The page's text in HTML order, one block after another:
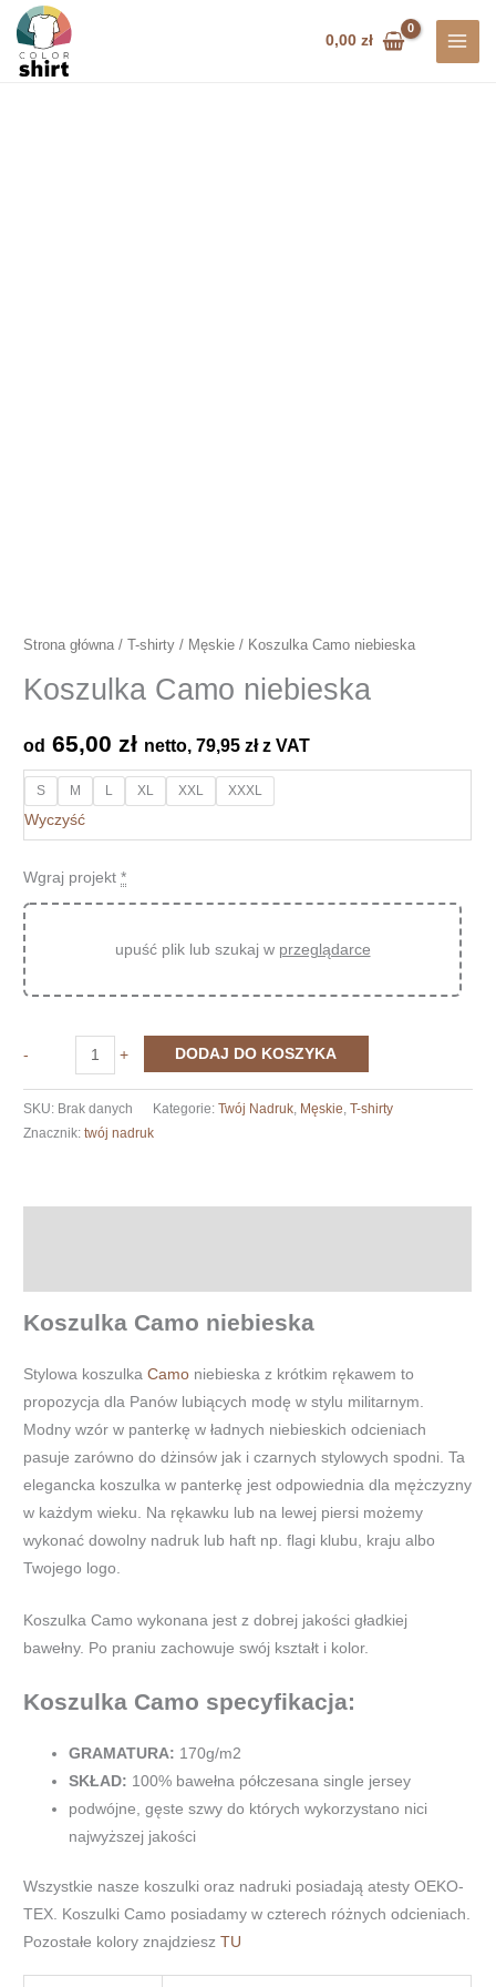
Przejdź
treści
0,00zł
Strona główna /T-shirty / Męskie / Koszulka Camo niebieska
Koszulka Camo niebieska
od 65,00zł netto,79,95złz VAT
S M L XL XXL XXXL
Wyczyść
Wgraj projekt *
upuść plik lub szukaj w przeglądarce
-
Koszulka
Camo
niebieska
+ DODAJ DO KOSZYKA
SKU: Brak danych Kategorie:Twój Nadruk, Męskie,T-shirty
Znacznik:twój nadruk
Koszulka Camo niebieska
Stylowa koszulkaCamo niebieska z krótkim rękawem to
propozycja dla Panów lubiących modę w stylu militarnym.
Modny wzór w panterkę w ładnych niebieskich odcieniach
pasuje zarówno do dżinsów jak i czarnych stylowych spodni. Ta
elegancka koszulka w panterkę jest odpowiednia dla mężczyzny
w każdym wieku. Na rękawku lub na lewej piersi możemy
wykonać dowolny nadruk lub haft np. flagi klubu, kraju albo
Twojego logo.
Koszulka Camo wykonana jest z dobrej jakości gładkiej
bawełny. Po praniu zachowuje swój kształt i kolor.
Koszulka Camo specyfikacja:
GRAMATURA: 170g/m2
SKŁAD: 100% bawełna półczesana single jersey
podwójne, gęste szwy do których wykorzystano nici
najwyższej jakości
Wszystkie nasze koszulki oraz nadruki posiadają atesty OEKO-
TEX. Koszulki Camo posiadamy w czterech różnych odcieniach.
Pozostałe kolory znajdzieszTU